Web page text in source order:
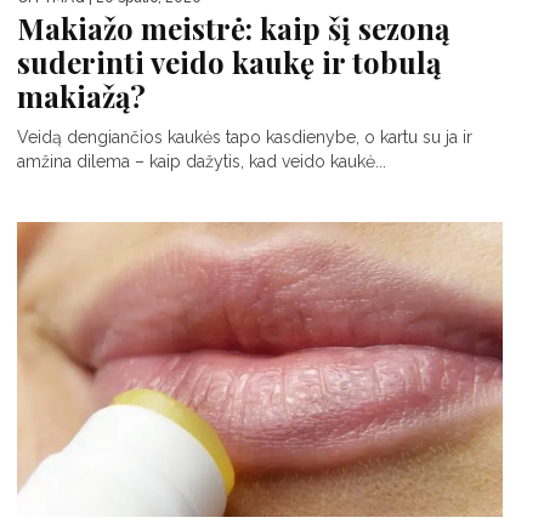
Makiažo meistrė: kaip šį sezoną
suderinti veido kaukę ir tobulą
makiažą?
Veidą dengiančios kaukės tapo kasdienybe, o kartu su ja ir
amžina dilema – kaip dažytis, kad veido kaukė...